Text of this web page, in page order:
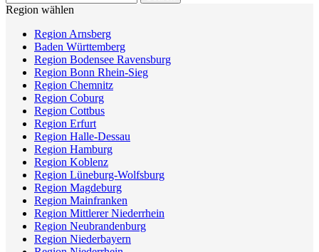
Region wählen
Region Arnsberg
Baden Württemberg
Region Bodensee Ravensburg
Region Bonn Rhein-Sieg
Region Chemnitz
Region Coburg
Region Cottbus
Region Erfurt
Region Halle-Dessau
Region Hamburg
Region Koblenz
Region Lüneburg-Wolfsburg
Region Magdeburg
Region Mainfranken
Region Mittlerer Niederrhein
Region Neubrandenburg
Region Niederbayern